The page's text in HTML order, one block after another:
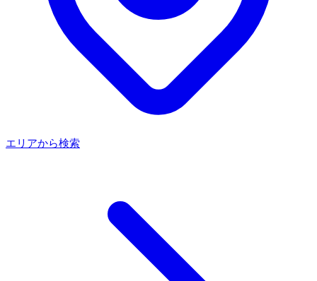
エリアから検索